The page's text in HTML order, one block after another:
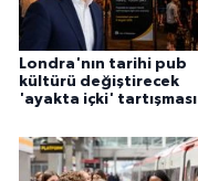
Londra'nın tarihi pub
kültürü değiştirecek
'ayakta içki' tartışması